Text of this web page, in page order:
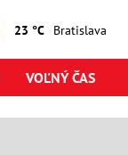
23 °C
VOĽNÝ ČAS